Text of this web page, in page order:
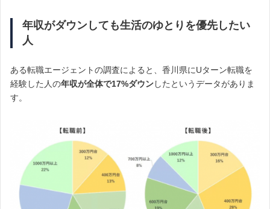
年収がダウンしても生活のゆとりを優先したい
人
ある転職エージェントの調査によると、香川県にUターン転職を
経験した人の年収が全体で17%ダウンしたというデータがありま
す。